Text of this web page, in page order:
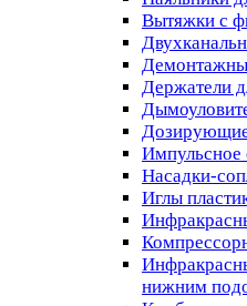
Вытяжки с
Держатели
Импульсное
Насадки-
Иглы
нижним